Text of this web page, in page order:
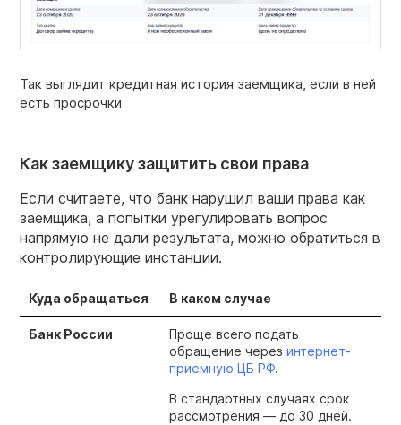
Так выглядит кредитная история заемщика, если в ней
есть просрочки
Как заемщику защитить свои права
Если считаете, что банк нарушил ваши права как
заемщика, а попытки урегулировать вопрос
напрямую не дали результата, можно обратиться в
контролирующие инстанции.
Куда обращаться В каком случае
Банк России
Проще всего подать
обращение через интернет-
приемную ЦБ РФ.
В стандартных случаях срок
рассмотрения — до 30 дней.